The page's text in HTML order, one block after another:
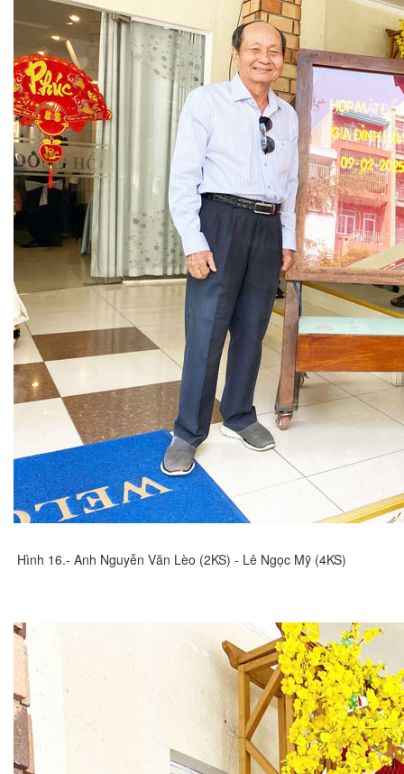
Hình 16.- Anh Nguyễn Văn Lèo (2KS) - Lê Ngọc Mỹ (4KS)